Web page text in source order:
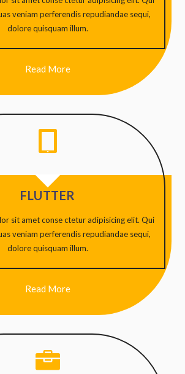
veniam perferendis repudiandae sequi,
dolore quisquam illum.
Read More

FLUTTER
sit amet conse ctetur adipisicing elit. Qui
veniam perferendis repudiandae sequi,
dolore quisquam illum.
Read More
